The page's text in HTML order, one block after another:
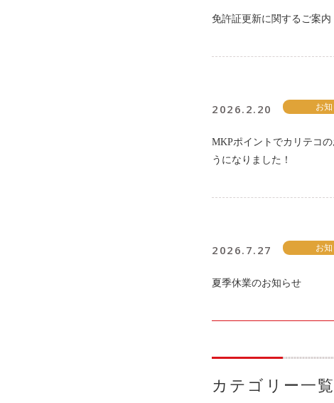
免許証更新に関するご案内
2026.2.20 お
MKPポイントでカリテコ
うになりました！
2026.7.27 お
夏季休業のお知らせ
カテゴリー一覧